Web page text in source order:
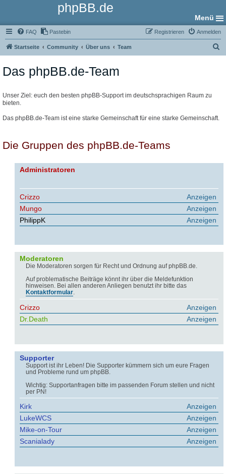
phpBB.de
Menü
FAQ Pastebin Anmelden
Registrieren
Startseite Community Über uns Team
Das phpBB.de-Team
Unser Ziel: euch den besten phpBB-Support im deutschsprachigen Raum zu
bieten.
Das phpBB.de-Team ist eine starke Gemeinschaft für eine starke Gemeinschaft.
Die Gruppen des phpBB.de-Teams
Administratoren
Anzeigen
Crizzo
Anzeigen
Mungo
Anzeigen
PhilippK
Moderatoren
Die Moderatoren sorgen für Recht und Ordnung auf phpBB.de.
Auf problematische Beiträge könnt ihr über die Meldefunktion
hinweisen. Bei allen anderen Anliegen benutzt ihr bitte das
Kontaktformular.
Anzeigen
Crizzo
Anzeigen
Dr.Death
Supporter
Support ist ihr Leben! Die Supporter kümmern sich um eure Fragen
und Probleme rund um phpBB.
Wichtig: Supportanfragen bitte im passenden Forum stellen und nicht
per PN!
Anzeigen
Kirk
Anzeigen
LukeWCS
Anzeigen
Mike-on-Tour
Anzeigen
Scanialady